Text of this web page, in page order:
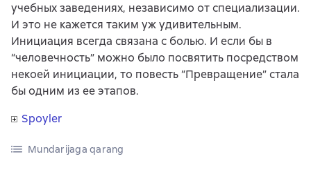
учебных заведениях, независимо от специализации.
И это не кажется таким уж удивительным.
Инициация всегда связана с болью. И если бы в
“человечность” можно было посвятить посредством
некоей инициации, то повесть “Превращение” стала
бы одним из ее этапов.
Spoyler
Mundarijaga qarang